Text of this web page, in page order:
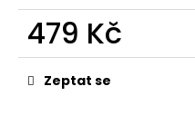
479 Kč
Měrná cena:
Zeptat se
č
u
j
e
m